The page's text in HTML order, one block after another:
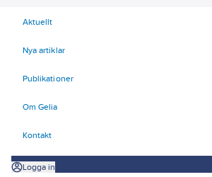
Aktuellt
Nya artiklar
Publikationer
Om Gelia
Kontakt
Logga in